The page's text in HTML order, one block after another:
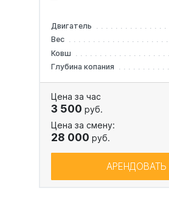
Двигатель
Вес
Ковш
Глубина копания
Цена за час
3 500 руб.
Цена за смену:
28 000 руб.
АРЕНДОВАТЬ